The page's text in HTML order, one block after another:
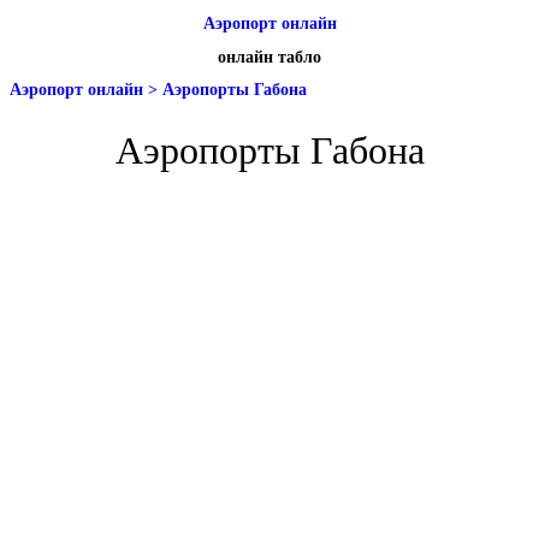
Аэропорт онлайн
онлайн табло
Аэропорт онлайн > Аэропорты Габона
Аэропорты Габона